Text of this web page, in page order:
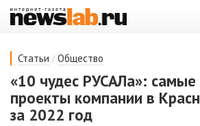
Статьи / Общество
«10 чудес РУСАЛа»:
проекты компании в
за 2022 год